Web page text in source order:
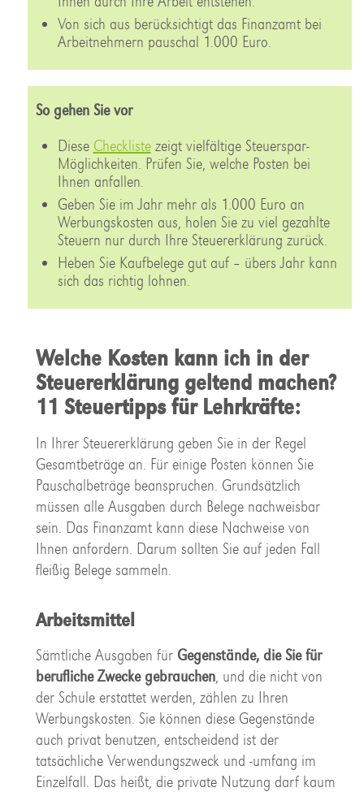
Von sich aus berücksichtigt das Finanzamt bei
Arbeitnehmern pauschal 1.000 Euro.
So gehen Sie vor
Diese Checklistezeigt vielfältige Steuerspar-
Möglichkeiten. Prüfen Sie, welche Posten bei
Ihnen anfallen.
Geben Sie im Jahr mehr als 1.000 Euro an
Werbungskosten aus, holen Sie zu viel gezahlte
Steuern nur durch Ihre Steuererklärung zurück.
Heben Sie Kaufbelege gut auf – übers Jahr kann
sich das richtig lohnen.
Welche Kosten kann ich in der
Steuererklärung geltend machen?
11 Steuertipps für Lehrkräfte:
In Ihrer Steuererklärung geben Sie in der Regel
Gesamtbeträge an. Für einige Posten können Sie
Pauschalbeträge beanspruchen. Grundsätzlich
müssen alle Ausgaben durch Belege nachweisbar
sein. Das Finanzamt kann diese Nachweise von
Ihnen anfordern. Darum sollten Sie auf jeden Fall
fleißig Belege sammeln.
Arbeitsmittel
Sämtliche Ausgaben für Gegenstände, die Sie für
berufliche Zwecke gebrauchen, und die nicht von
der Schule erstattet werden, zählen zu Ihren
Werbungskosten. Sie können diese Gegenstände
auch privat benutzen, entscheidend ist der
tatsächliche Verwendungszweck und -umfang im
Einzelfall. Das heißt, die private Nutzung darf kaum